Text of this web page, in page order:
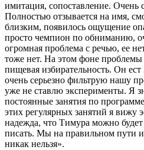
имитация, сопоставление. Очень
Полностью отзывается на имя,
близким, появилось ощущение
просто чемпион по обниманию,
огромная проблема с речью, ее
тоже нет. На этом фоне
пищевая избирательность. Он
очень серьезно фильтрую нашу
уже не ставлю эксперименты. Я
постоянные занятия по
этих регулярных занятий я вижу
надежда, что Тимура можно будет
писать. Мы на правильном пути и
никак нельзя».